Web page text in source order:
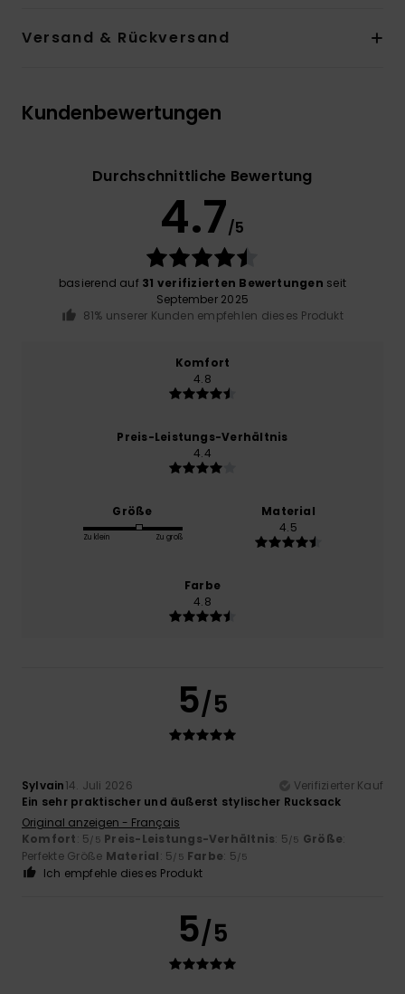
Versand & Rückversand
Kundenbewertungen
Durchschnittliche Bewertung
4.7/5
basierend auf 31 verifizierten Bewertungen seit
September 2025
81% unserer Kunden empfehlen dieses Produkt
Komfort
4.8
Preis-Leistungs-Verhältnis
4.4
Größe
Zu klein Zu groß
Material
4.5
Farbe
4.8
5/5
Sylvain14. Juli 2026
Verifizierter Kauf
Ein sehr praktischer und äußerst stylischer Rucksack
Original anzeigen - Français
Komfort: 5/5 Preis-Leistungs-Verhältnis: 5/5 Größe:
Perfekte Größe Material: 5/5 Farbe: 5/5
Ich empfehle dieses Produkt
5/5